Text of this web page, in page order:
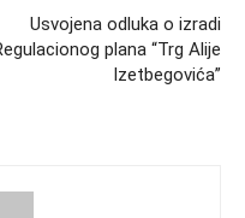
Usvojena odluka o izradi
plana “Trg Alije
Izetbegovića”